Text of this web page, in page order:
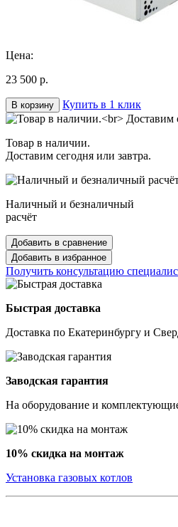
Цена:
23 500 р.
В корзину Купить в 1 клик
Товар в наличии.
Доставим сегодня или завтра.
Наличный и безналичный
расчёт
Добавить в сравнение
Добавить в избранное
Получить консультацию
Быстрая доставка
Доставка по Екатеринбургу и
Заводская гарантия
На оборудование и
10% скидка на монтаж
Установка газовых котлов